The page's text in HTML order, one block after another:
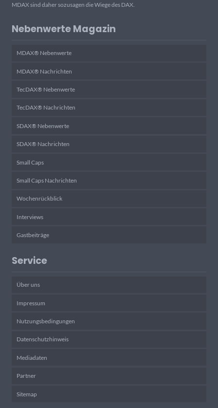
MDAX sind daher sozusagen die Wiege des DAX.
Nebenwerte Magazin
MDAX® Nebenwerte
MDAX® Nachrichten
TecDAX® Nebenwerte
TecDAX® Nachrichten
SDAX® Nebenwerte
SDAX® Nachrichten
Small Caps
Small Caps Nachrichten
Wochenrückblick
Interviews
Gastbeiträge
Service
Über uns
Impressum
Nutzungsbedingungen
Datenschutzhinweis
Mediadaten
Partner
Sitemap